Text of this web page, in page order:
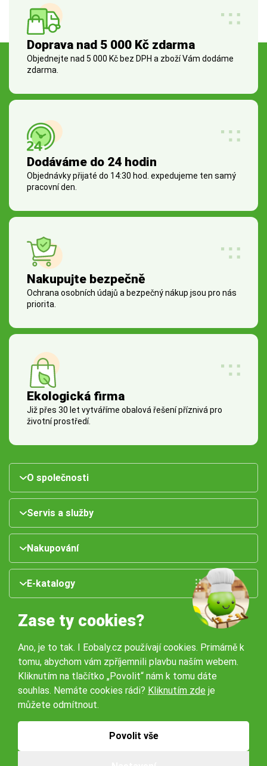
Doprava nad 5 000 Kč zdarma
Objednejte nad 5 000 Kč bez DPH a zboží Vám dodáme
zdarma.
Dodáváme do 24 hodin
Objednávky přijaté do 14:30 hod. expedujeme ten samý
pracovní den.
Nakupujte bezpečně
Ochrana osobních údajů a bezpečný nákup jsou pro nás
priorita.
Ekologická firma
Již přes 30 let vytváříme obalová řešení příznivá pro
životní prostředí.
O společnosti
Servis a služby
Nakupování
E-katalogy
Naše pobočky:
Obchodní podmínky
Zase ty cookies?
Ano, je to tak. I Eobaly.cz používají cookies. Primárně k
tomu, abychom vám zpříjemnili plavbu naším webem.
Kliknutím na tlačítko „Povolit“ nám k tomu dáte
souhlas. Nemáte cookies rádi? Kliknutím zde je
můžete odmítnout.
Povolit vše